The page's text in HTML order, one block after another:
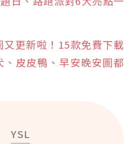
又更新啦！15款免費下載
、皮皮鴨、早安晚安圖都
YSL